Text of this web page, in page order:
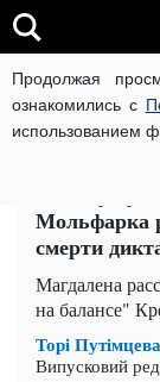
Продолжая
ознакомились с
использованием
ВОЙНА
Почему
Мольфарка
смерти
Магдалена
на балансе"
Торі Путімцева
Випусковий